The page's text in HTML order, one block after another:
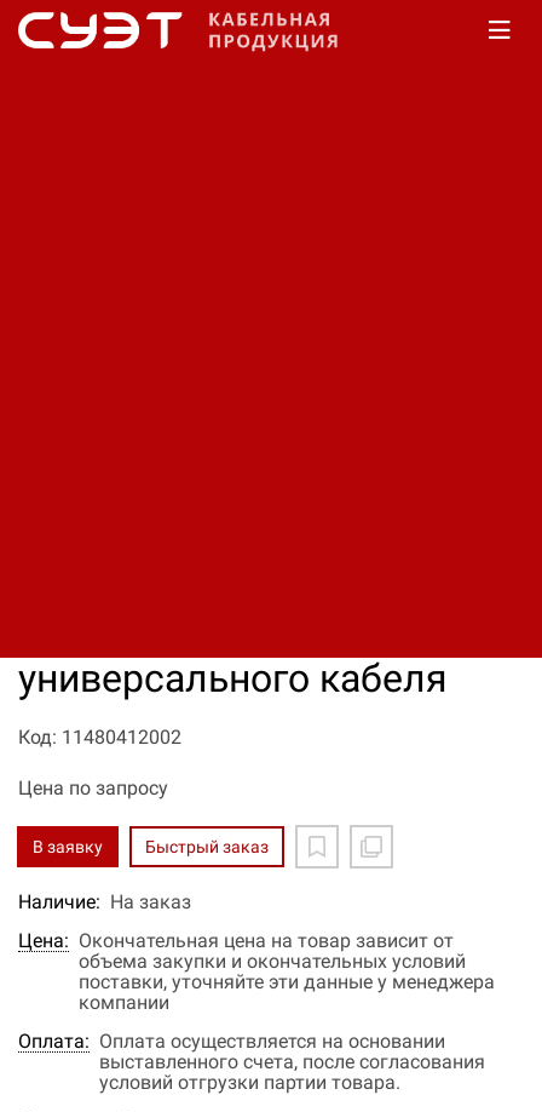
универсального кабеля
Код: 11480412002
Цена по запросу
В заявку Быстрый заказ
Наличие: На заказ
Цена: Окончательная цена на товар зависит от
объема закупки и окончательных условий
поставки, уточняйте эти данные у менеджера
компании
Оплата: Оплата осуществляется на основании
выставленного счета, после согласования
условий отгрузки партии товара.